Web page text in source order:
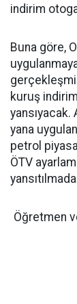
indirim
Buna göre,
kuruş
yansıyacak.
yana
petrol
ÖTV
Öğretmen